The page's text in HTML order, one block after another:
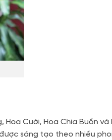
Cưới, Hoa Chia Buồn
sáng tạo theo nhiều